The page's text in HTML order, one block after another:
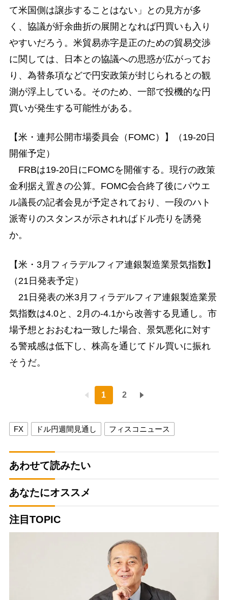
て米国側は譲歩することはない」との見方が多
く、協議が紆余曲折の展開となれば円買いも入り
やすいだろう。米貿易赤字是正のための貿易交渉
に関しては、日本との協議への思惑が広がってお
り、為替条項などで円安政策が封じられるとの観
測が浮上している。そのため、一部で投機的な円
買いが発生する可能性がある。
【米・連邦公開市場委員会（FOMC）】（19-20日
開催予定）
FRBは19-20日にFOMCを開催する。現行の政策
金利据え置きの公算。FOMC会合終了後にパウエ
ル議長の記者会見が予定されており、一段のハト
派寄りのスタンスが示されればドル売りを誘発
か。
【米・3月フィラデルフィア連銀製造業景気指数】
（21日発表予定）
21日発表の米3月フィラデルフィア連銀製造業景
気指数は4.0と、2月の-4.1から改善する見通し。市
場予想とおおむね一致した場合、景気悪化に対す
る警戒感は低下し、株高を通じてドル買いに振れ
そうだ。
1 2
FX ドル円週間見通し フィスコニュース
あわせて読みたい
あなたにオススメ
注目TOPIC